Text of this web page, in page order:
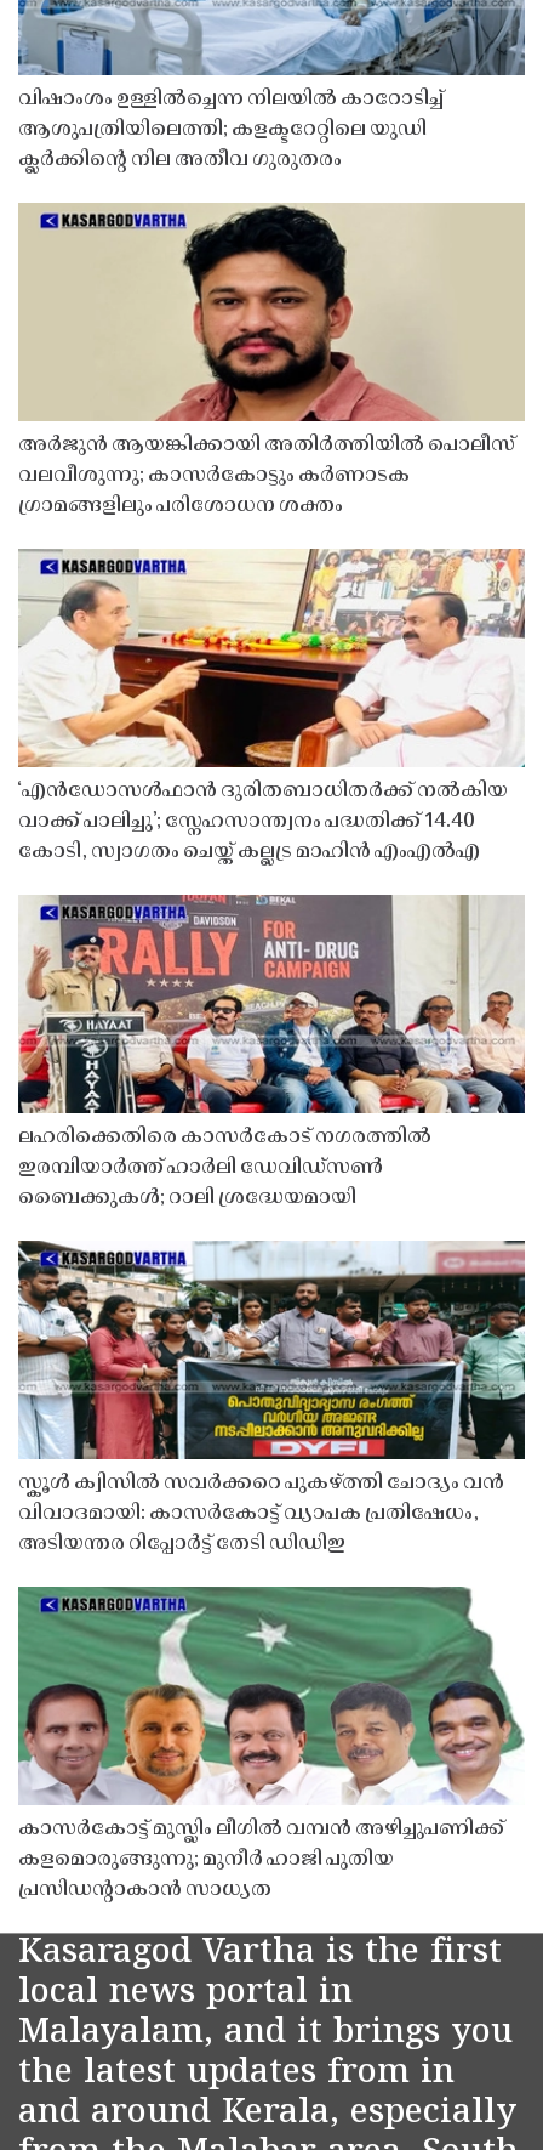
വിഷാംശം ഉള്ളിൽച്ചെന്ന നിലയിൽ കാറോടിച്ച്
ആശുപത്രിയിലെത്തി; കളക്ടറേറ്റിലെ യുഡി
ക്ലർക്കിൻ്റെ നില അതീവ ഗുരുതരം
അർജുൻ ആയങ്കിക്കായി അതിർത്തിയിൽ പൊലീസ്
വലവീശുന്നു; കാസർകോട്ടും കർണാടക
ഗ്രാമങ്ങളിലും പരിശോധന ശക്തം
‘എൻഡോസൾഫാൻ ദുരിതബാധിതർക്ക് നൽകിയ
വാക്ക് പാലിച്ചു’; സ്നേഹസാന്ത്വനം പദ്ധതിക്ക് 14.40
കോടി, സ്വാഗതം ചെയ്ത് കല്ലട്ര മാഹിൻ എംഎൽഎ
ലഹരിക്കെതിരെ കാസർകോട് നഗരത്തിൽ
ഇരമ്പിയാർത്ത് ഹാർലി ഡേവിഡ്‌സൺ
ബൈക്കുകൾ; റാലി ശ്രദ്ധേയമായി
സ്കൂൾ ക്വിസിൽ സവർക്കറെ പുകഴ്ത്തി ചോദ്യം വൻ
വിവാദമായി: കാസർകോട്ട് വ്യാപക പ്രതിഷേധം,
അടിയന്തര റിപ്പോർട്ട് തേടി ഡിഡിഇ
കാസർകോട്ട് മുസ്ലിം ലീഗിൽ വമ്പൻ അഴിച്ചുപണിക്ക്
കളമൊരുങ്ങുന്നു; മുനീർ ഹാജി പുതിയ
പ്രസിഡൻ്റാകാൻ സാധ്യത
Kasaragod Vartha is the first
local news portal in
Malayalam, and it brings you
the latest updates from in
and around Kerala, especially